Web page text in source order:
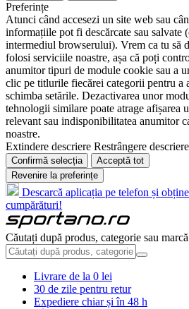
Preferințe
Atunci când accesezi un site web sau
informațiile pot fi descărcate sau salvate
intermediul browserului). Vrem ca tu să
folosi serviciile noastre, așa că poți
anumitor tipuri de module cookie sau a
clic pe titlurile fiecărei categorii pentru a
schimba setările. Dezactivarea unor
tehnologii similare poate atrage afișarea
relevant sau indisponibilitatea anumitor
noastre.
Extindere descriere Restrângere descriere
Confirmă selecția
Acceptă tot
Revenire la preferințe
Descarcă aplicația pe telefon și
cumpărături!
Căutați după produs, categorie sau marcă
Livrare de la 0 lei
30 de zile pentru retur
Expediere chiar și în 48 h